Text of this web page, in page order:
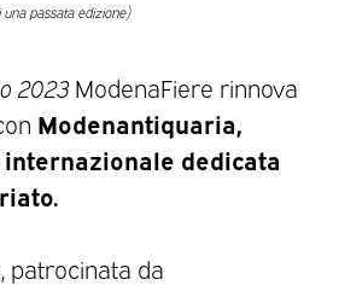
passata edizione)
2023 ModenaFiere rinnova
Modenantiquaria,
dedicata
patrocinata da